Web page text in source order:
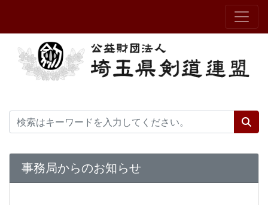
事務局からのお知らせ